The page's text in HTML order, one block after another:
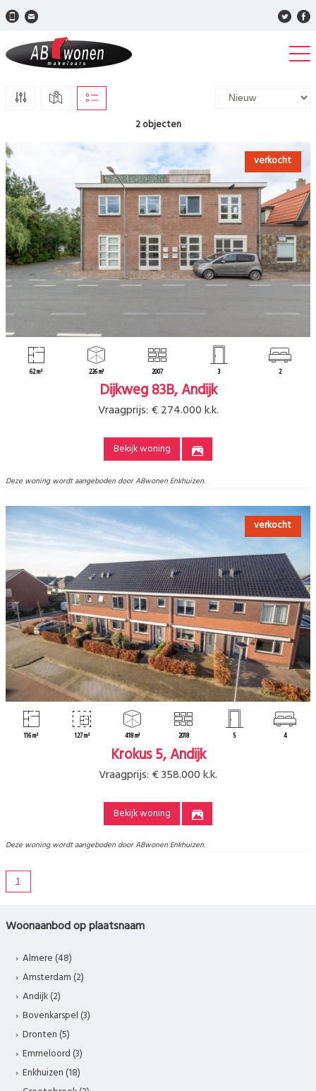
2 objecten
verkocht
62 m² 226 m³ 2007 3 2
Dijkweg 83B, Andijk
Vraagprijs: € 274.000 k.k.
Bekijk woning
Deze woning wordt aangeboden door ABwonen Enkhuizen.
verkocht
116 m² 127 m² 418 m³ 2018 5 4
Krokus 5, Andijk
Vraagprijs: € 358.000 k.k.
Bekijk woning
Deze woning wordt aangeboden door ABwonen Enkhuizen.
1
Woonaanbod op plaatsnaam
Almere (48)
Amsterdam (2)
Andijk (2)
Bovenkarspel (3)
Dronten (5)
Emmeloord (3)
Enkhuizen (18)